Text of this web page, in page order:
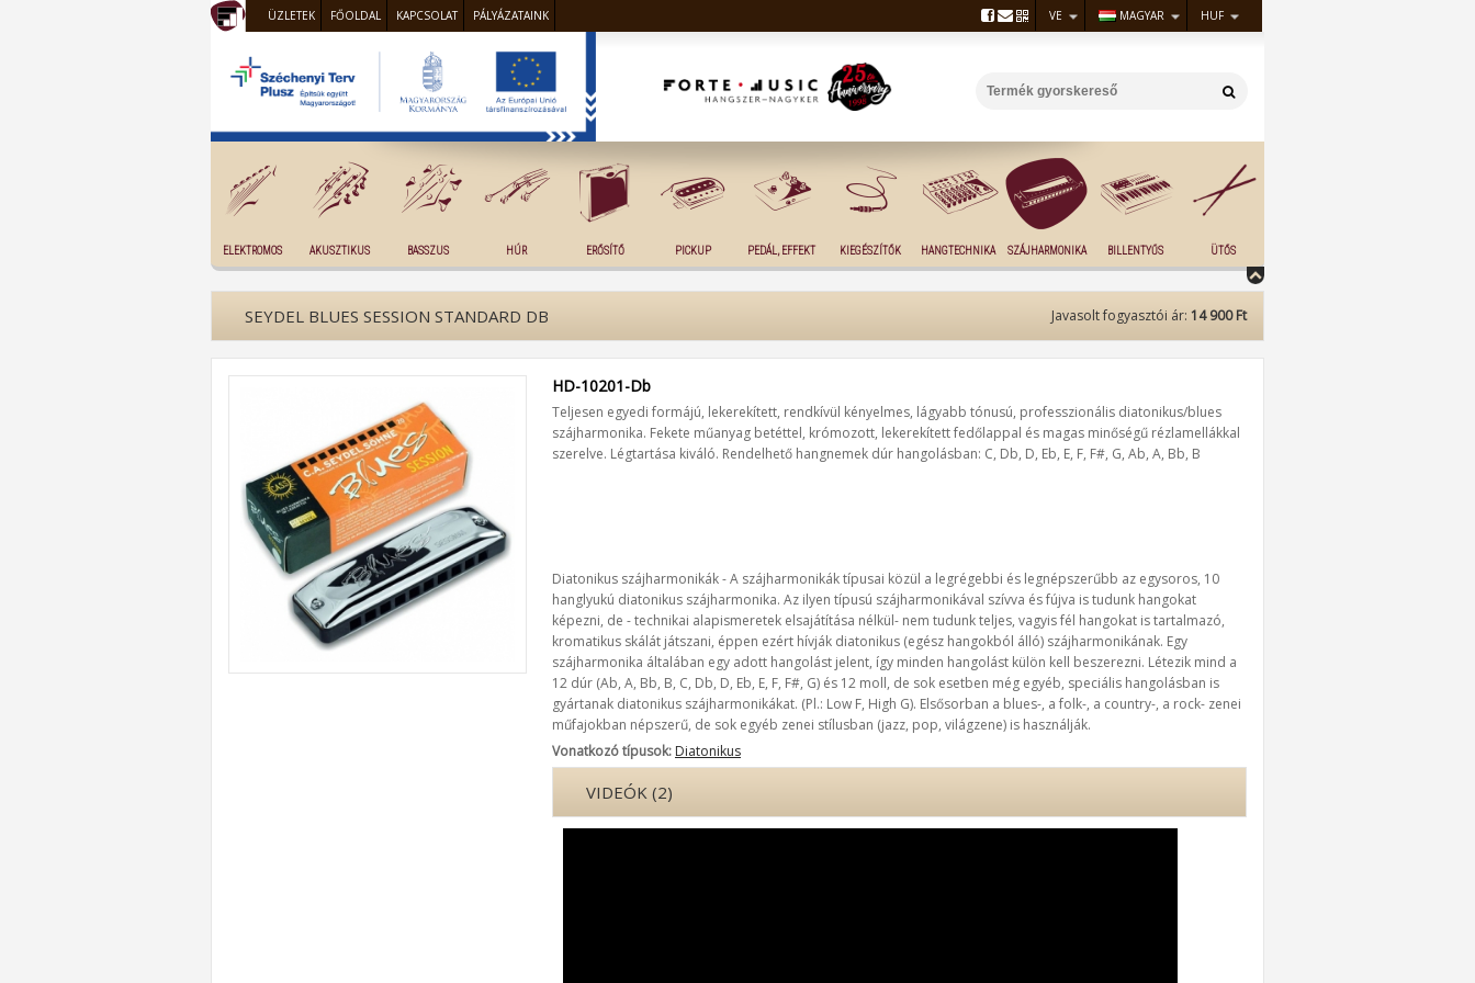
ÜZLETEK FŐOLDAL KAPCSOLAT PÁLYÁZATAINK VE MAGYAR HUF
ELEKTROMOS AKUSZTIKUS BASSZUS HÚR ERŐSÍTŐ PICKUP PEDÁL, EFFEKT KIEGÉSZÍTŐK HANGTECHNIKA SZÁJHARMONIKA BILLENTYŰS ÜTŐS
Javasolt fogyasztói ár: 14 900 Ft
SEYDEL BLUES SESSION STANDARD DB
HD-10201-Db
Teljesen egyedi formájú, lekerekített, rendkívül kényelmes, lágyabb tónusú, professzionális diatonikus/blues
szájharmonika. Fekete műanyag betéttel, krómozott, lekerekített fedőlappal és magas minőségű rézlamellákkal
szerelve. Légtartása kiváló. Rendelhető hangnemek dúr hangolásban: C, Db, D, Eb, E, F, F#, G, Ab, A, Bb, B
Diatonikus szájharmonikák - A szájharmonikák típusai közül a legrégebbi és legnépszerűbb az egysoros, 10
hanglyukú diatonikus szájharmonika. Az ilyen típusú szájharmonikával szívva és fújva is tudunk hangokat
képezni, de - technikai alapismeretek elsajátítása nélkül- nem tudunk teljes, vagyis fél hangokat is tartalmazó,
kromatikus skálát játszani, éppen ezért hívják diatonikus (egész hangokból álló) szájharmonikának. Egy
szájharmonika általában egy adott hangolást jelent, így minden hangolást külön kell beszerezni. Létezik mind a
12 dúr (Ab, A, Bb, B, C, Db, D, Eb, E, F, F#, G) és 12 moll, de sok esetben még egyéb, speciális hangolásban is
gyártanak diatonikus szájharmonikákat. (Pl.: Low F, High G). Elsősorban a blues-, a folk-, a country-, a rock- zenei
műfajokban népszerű, de sok egyéb zenei stílusban (jazz, pop, világzene) is használják.
Vonatkozó típusok: Diatonikus
VIDEÓK (2)